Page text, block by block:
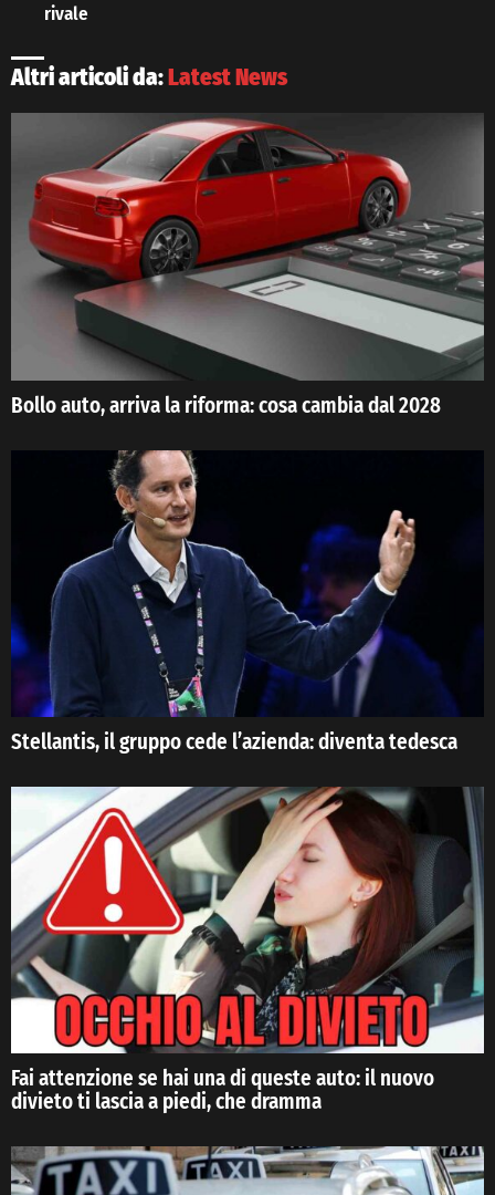
rivale
Altri articoli da:Latest News
Bollo auto, arriva la riforma: cosa cambia dal 2028
Stellantis, il gruppo cede l’azienda: diventa tedesca
Fai attenzione se hai una di queste auto: il nuovo
divieto ti lascia a piedi, che dramma